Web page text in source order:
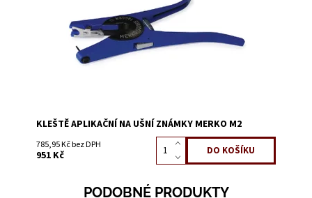
KLEŠTĚ APLIKAČNÍ NA UŠNÍ ZNÁMKY MERKO M2
785,95 Kč bez DPH
951 Kč
PODOBNÉ PRODUKTY